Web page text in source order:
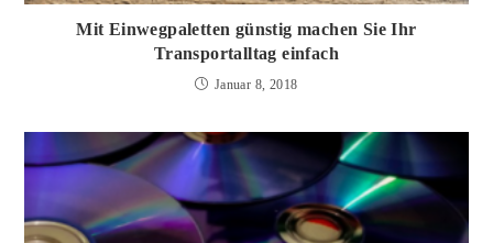
Mit Einwegpaletten günstig machen Sie Ihr
Transportalltag einfach
Januar 8, 2018